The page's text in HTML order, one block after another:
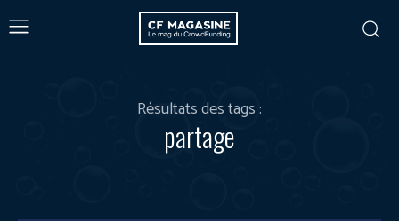
Résultats des tags :
partage